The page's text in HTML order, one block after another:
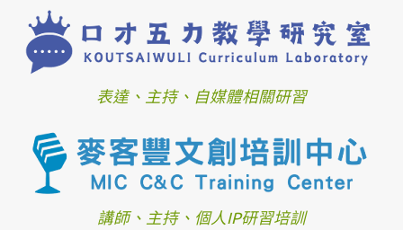
表達、主持、自媒體相關研習
講師、主持、個人IP研習培訓